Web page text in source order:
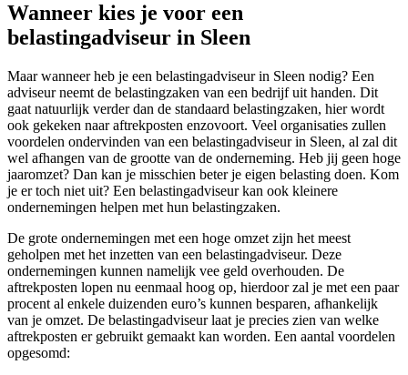
Wanneer kies je voor een
belastingadviseur in Sleen
Maar wanneer heb je een belastingadviseur in Sleen nodig? Een
adviseur neemt de belastingzaken van een bedrijf uit handen. Dit
gaat natuurlijk verder dan de standaard belastingzaken, hier wordt
ook gekeken naar aftrekposten enzovoort. Veel organisaties zullen
voordelen ondervinden van een belastingadviseur in Sleen, al zal dit
wel afhangen van de grootte van de onderneming. Heb jij geen hoge
jaaromzet? Dan kan je misschien beter je eigen belasting doen. Kom
je er toch niet uit? Een belastingadviseur kan ook kleinere
ondernemingen helpen met hun belastingzaken.
De grote ondernemingen met een hoge omzet zijn het meest
geholpen met het inzetten van een belastingadviseur. Deze
ondernemingen kunnen namelijk vee geld overhouden. De
aftrekposten lopen nu eenmaal hoog op, hierdoor zal je met een paar
procent al enkele duizenden euro’s kunnen besparen, afhankelijk
van je omzet. De belastingadviseur laat je precies zien van welke
aftrekposten er gebruikt gemaakt kan worden. Een aantal voordelen
opgesomd: